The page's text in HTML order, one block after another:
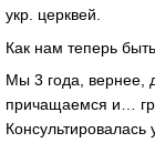
укр. церквей.
Как нам теперь
Мы 3 года, вернее,
причащаемся и…